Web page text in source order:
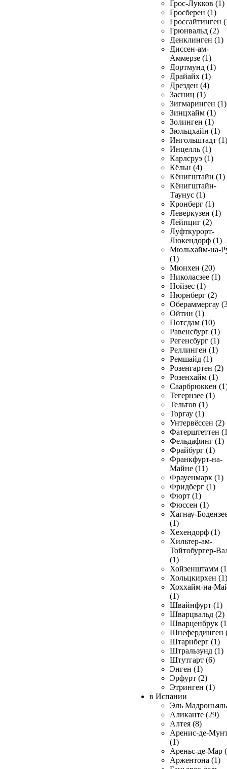
Грос-Лукков (1)
Гросберен (1)
Гроссайтинген
Грюнвальд (2)
Денклинген (1)
Диссен-ам-
Аммерзе (1)
Дортмунд (1)
Драйайх (1)
Дрезден (4)
Засниц (1)
Зигмаринген (1)
Зинцхайм (1)
Золинген (1)
Зюльцхайн (1)
Ингольштадт (1)
Инцелль (1)
Карлсруэ (1)
Кёльн (4)
Кёнигштайн (1)
Кёнигштайн-
Таунус (1)
Кронберг (1)
Леверкузен (1)
Лейпциг (2)
Луфткурорт-
Люкендорф (1)
Мюльхайм-на-
(1)
Мюнхен (20)
Николасзее (1)
Нойзес (1)
Нюрнберг (2)
Обераммергау
Ойтин (1)
Потсдам (10)
Равенсбург (1)
Регенсбург (1)
Реллинген (1)
Ремшайд (1)
Розенгартен (2)
Розенхайм (1)
Саарбрюккен
Тегернзее (1)
Тельтов (1)
Торгау (1)
Унтервёссен (2)
Фатерштеттен
Фельдафинг (1)
Фрайбург (1)
Франкфурт-на-
Майне (11)
Фрауенмарк (1)
Фридберг (1)
Фюрт (1)
Фюссен (1)
Хагнау-
(1)
Хехендорф (1)
Хильтер-ам-
Тойтобургер-
(1)
Хойзенштамм
Хольцкирхен (1)
Хоххайм-на-
(1)
Швайнфурт (1)
Шварцвальд (2)
Шварценбрук
Шнефердинген
Штарнберг (1)
Штральзунд (1)
Штутгарт (6)
Энген (1)
Эрфурт (2)
Этринген (1)
в Испании
Эль
Аликанте (29)
Алтея (8)
Аренис-де-
(1)
Ареньс-де-Мар
Аржентона (1)